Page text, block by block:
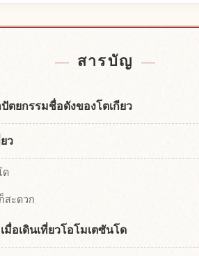
สารบัญ
ตยกรรมชื่อดังของโตเกียว
ว
ด
สะดวก
อเดินเที่ยวโอโมเตซันโด